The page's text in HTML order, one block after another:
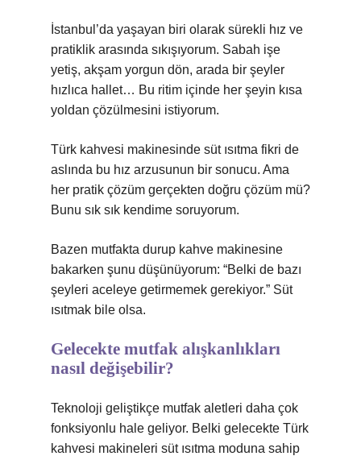
İstanbul’da yaşayan biri olarak sürekli hız ve
pratiklik arasında sıkışıyorum. Sabah işe
yetiş, akşam yorgun dön, arada bir şeyler
hızlıca hallet… Bu ritim içinde her şeyin kısa
yoldan çözülmesini istiyorum.
Türk kahvesi makinesinde süt ısıtma fikri de
aslında bu hız arzusunun bir sonucu. Ama
her pratik çözüm gerçekten doğru çözüm mü?
Bunu sık sık kendime soruyorum.
Bazen mutfakta durup kahve makinesine
bakarken şunu düşünüyorum: “Belki de bazı
şeyleri aceleye getirmemek gerekiyor.” Süt
ısıtmak bile olsa.
Gelecekte mutfak alışkanlıkları
nasıl değişebilir?
Teknoloji geliştikçe mutfak aletleri daha çok
fonksiyonlu hale geliyor. Belki gelecekte Türk
kahvesi makineleri süt ısıtma moduna sahip